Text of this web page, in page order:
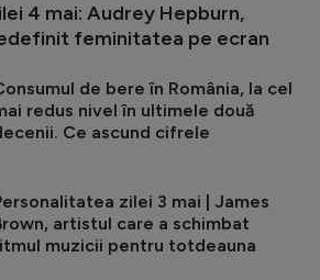
4 mai: Audrey Hepburn,
feminitatea pe ecran
de bere în România, la cel
redus nivel în ultimele două
Ce ascund cifrele
zilei 3 mai | James
artistul care a schimbat
muzicii pentru totdeauna